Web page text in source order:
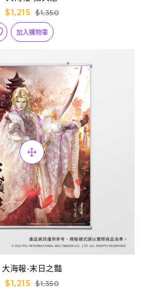
$1,215
$1,350
加入購物車
大海報-末日之豔
$1,215
$1,350